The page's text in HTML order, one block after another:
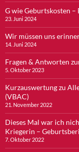
G wie Geburtskosten –
23. Juni 2024
Wir müssen uns
14. Juni 2024
Fragen & Antworten
5. Oktober 2023
Kurzauswertung zu
(VBAC)
21. November 2022
Dieses Mal war ich
Kriegerin –
7. Oktober 2022